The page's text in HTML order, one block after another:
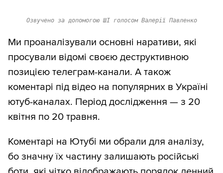
Озвучено за допомогою ШІ голосом Валерії Павленко
Ми проаналізували основні наративи, які
просували відомі своєю деструктивною
позицією телеграм-канали. А також
коментарі під відео на популярних в Україні
ютуб-каналах. Період дослідження — з 20
квітня по 20 травня.
Коментарі на Ютубі ми обрали для аналізу,
бо значну їх частину залишають російські